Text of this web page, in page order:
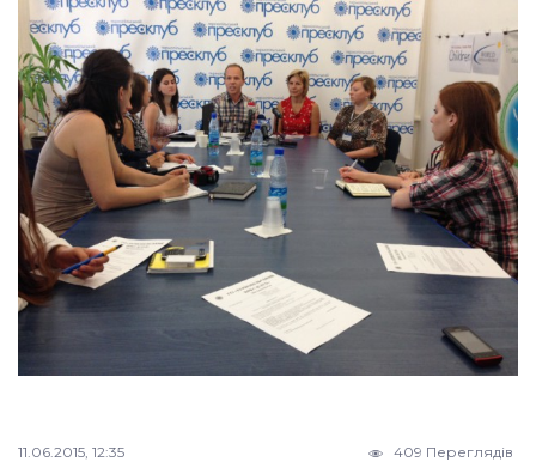
11.06.2015, 12:35 409 Переглядів